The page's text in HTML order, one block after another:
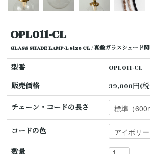
OPL011-CL
GLASS SHADE LAMP-L size CL / 真鍮ガラスシェード
型番
OPL011-CL
販売価格
39,600円(
チェーン・コードの長さ
コードの色